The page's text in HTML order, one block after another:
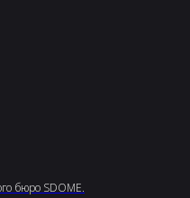
бюро SDOME.